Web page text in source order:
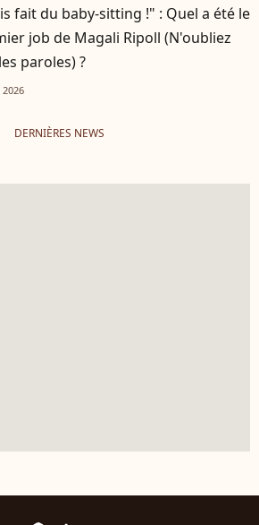
fait du baby-sitting !" : Quel a été le
job de Magali Ripoll (N'oubliez
paroles) ?
DERNIÈRES NEWS